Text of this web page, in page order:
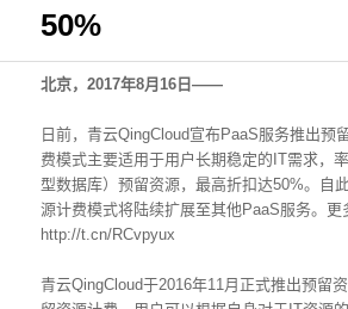
50%
北京，2017年8月16日——
日前，青云QingCloud宣布PaaS服务推出预
费模式主要适用于用户长期稳定的IT需求，
型数据库）预留资源，最高折扣达50%。自
源计费模式将陆续扩展至其他PaaS服务。更
http://t.cn/RCvpyux
青云QingCloud于2016年11月正式推出预留